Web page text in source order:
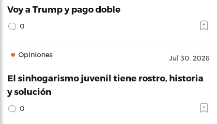
Voy a Trump y pago doble
0
Opiniones Jul 30, 2026
El sinhogarismo juvenil tiene rostro, historia
y solución
0